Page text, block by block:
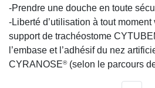
-Prendre une douche en toute
-Liberté d’utilisation à tout
support de trachéostome
l’embase et l’adhésif du nez
CYRANOSE®(selon le parcours